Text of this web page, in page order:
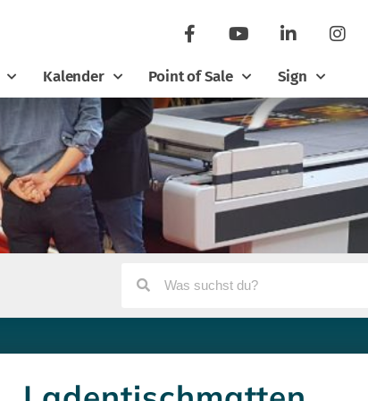
Kalender Point of Sale Sign